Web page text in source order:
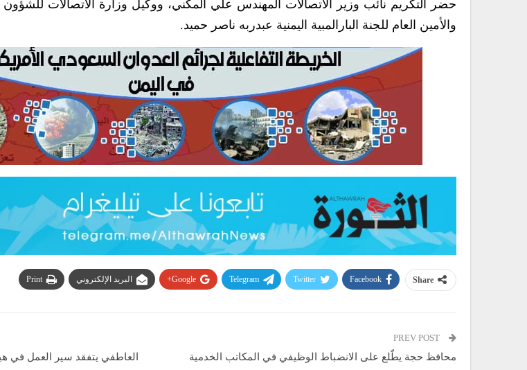
حضر التكريم نائب وزير الاتصالات المهندس علي المكني، ووكيل وزارة الاتصالات للشؤون
والأمين العام للجنة البارالمبية اليمنية عبدربه ناصر حميد.
Share
Facebook
Twitter
Telegram
Google+ البريد الإلكتروني Print
محافظ حجة يطّلع على الانضباط الوظيفي في المكاتب الخدمية
العاطفي يتفقد سير العمل في